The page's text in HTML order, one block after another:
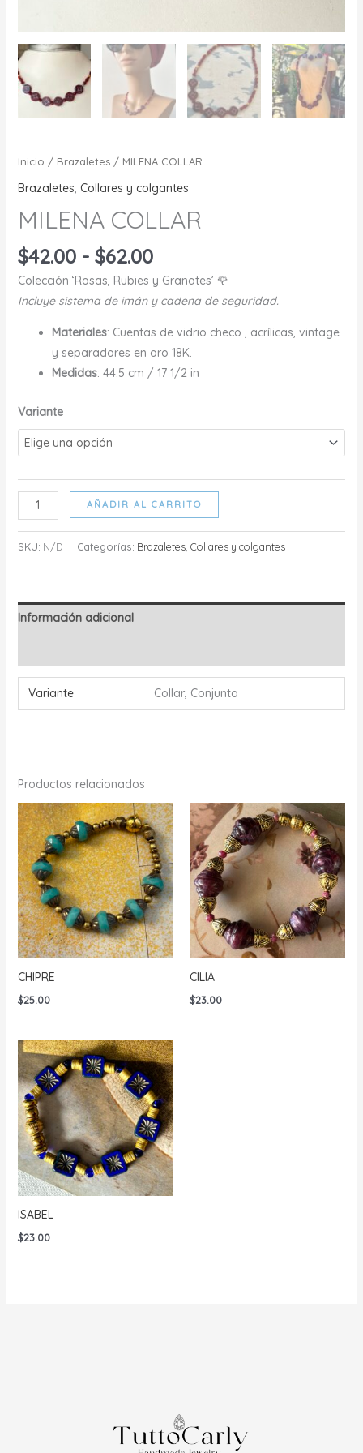
Inicio / Brazaletes/ MILENA COLLAR
Brazaletes, Collares y colgantes
MILENA COLLAR
$42.00 - $62.00Rango
de
precios:
$42.00
hasta
$62.00
Colección ‘Rosas, Rubies y Granates’ 🌹
Incluye sistema de imán y cadena de seguridad.
Materiales: Cuentas de vidrio checo , acrílicas, vintage
y separadores en oro 18K.
Medidas: 44.5 cm / 17 1/2 in
Variante
MILENA
COLLAR
cantidad
AÑADIR AL CARRITO
SKU: N/D Categorías: Brazaletes, Collares y colgantes
Información adicional
Variante Collar, Conjunto
Productos relacionados
CHIPRE
$25.00
CILIA
$23.00
ISABEL
$23.00